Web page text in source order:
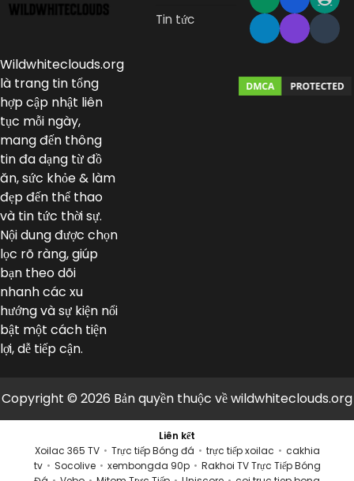
Wildwhiteclouds.org
là trang tin tổng
hợp cập nhật liên
tục mỗi ngày,
mang đến thông
tin đa dạng từ đồ
ăn, sức khỏe & làm
đẹp đến thể thao
và tin tức thời sự.
Nội dung được chọn
lọc rõ ràng, giúp
bạn theo dõi
nhanh các xu
hướng và sự kiện nổi
bật một cách tiện
lợi, dễ tiếp cận.
Tin tức
Copyright © 2026 Bản quyền thuộc về wildwhiteclouds.org
Liên kết
Xoilac 365 TV • Trực tiếp Bóng đá • trực tiếp xoilac • cakhia
tv • Socolive • xembongda 90p • Rakhoi TV Trực Tiếp Bóng